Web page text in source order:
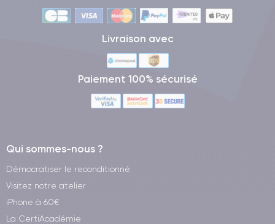
Livraison avec
Paiement 100% sécurisé
Qui sommes-nous ?
Démocratiser le reconditionné
Visitez notre atelier
iPhone à 60€
La CertiAcadémie